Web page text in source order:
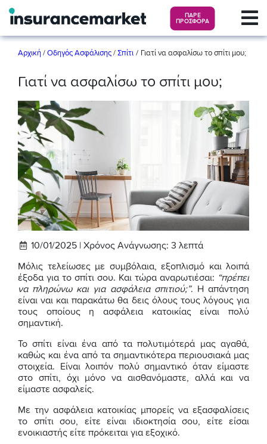
ΠΑΡΕ
ΠΡΟΣΦΟΡΑ
Αρχική / Οδηγός Ασφάλισης / Σπίτι / Γιατί να ασφαλίσω το σπίτι μου;
Γιατί να ασφαλίσω το σπίτι μου;
10/01/2025 | Χρόνος Ανάγνωσης: 3 λεπτά
Μόλις τελείωσες με συμβόλαια, εξοπλισμό και λοιπά
έξοδα για το σπίτι σου. Και τώρα αναρωτιέσαι: “πρέπει
να πληρώνω και για ασφάλεια σπιτιού;”. Η απάντηση
είναι ναι και παρακάτω θα δεις όλους τους λόγους για
τους οποίους η ασφάλεια κατοικίας είναι πολύ
σημαντική.
Το σπίτι είναι ένα από τα πολυτιμότερά μας αγαθά,
καθώς και ένα από τα σημαντικότερα περιουσιακά μας
στοιχεία. Είναι λοιπόν πολύ σημαντικό όταν είμαστε
στο σπίτι, όχι μόνο να αισθανόμαστε, αλλά και να
είμαστε ασφαλείς.
Με την ασφάλεια κατοικίας μπορείς να εξασφαλίσεις
το σπίτι σου, είτε είναι ιδιοκτησία σου, είτε είσαι
ενοικιαστής είτε πρόκειται για εξοχικό.